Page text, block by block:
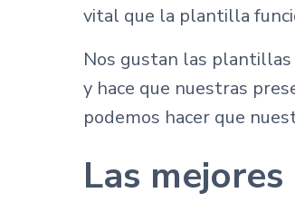
vital que la plantilla
Nos gustan las plantillas
y hace que nuestras
podemos hacer que
Las